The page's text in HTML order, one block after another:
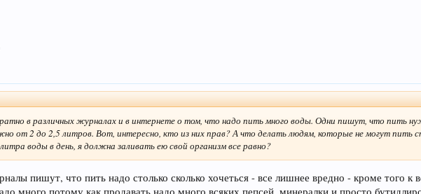
в различных журналах и в интернете о том, что надо пить много воды. Одни пишут, что пить
от 2 до 2,5 литров. Вот, интересно, кто из них прав? А что делать людям, которые не могут пить
воды в день, я должна заливать ею свой организм все равно?
пишут, что пить надо столько сколько хочеться - все лишнее вредно - кроме того к
много потому как продавать надо много всяких пепсей, минералки и просто